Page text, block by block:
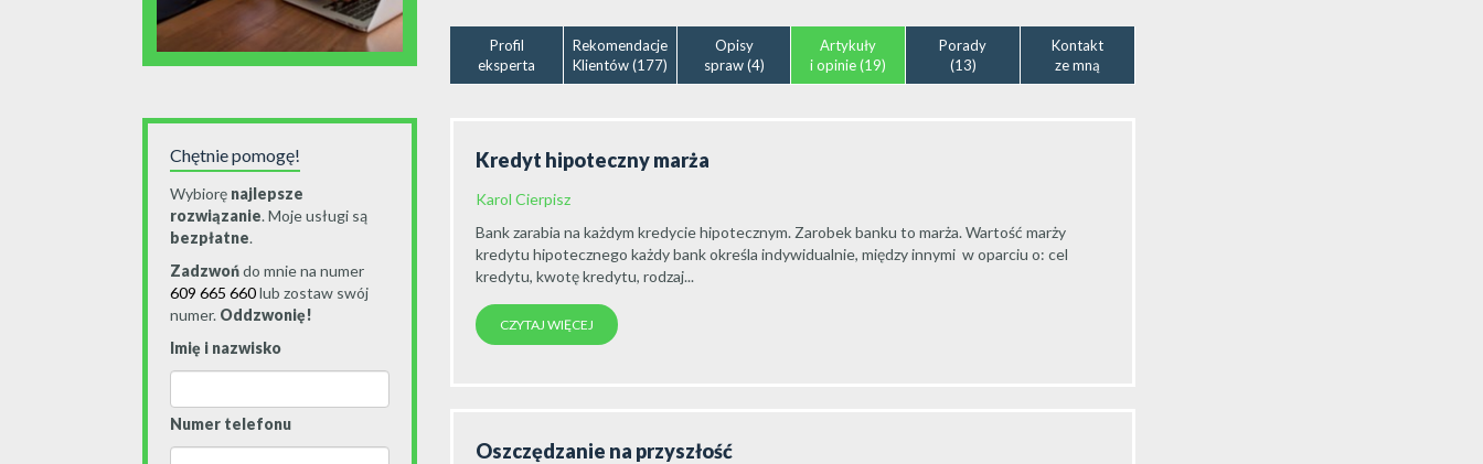
Profil
eksperta
Rekomendacje
Klientów (177)
Opisy
spraw (4)
Artykuły
i opinie (19)
Porady
(13)
Kontakt
ze mną
Chętnie pomogę!
Wybiorę najlepsze
rozwiązanie. Moje usługi są
bezpłatne.
Zadzwońdo mnie na numer
609 665 660lub zostaw swój
numer. Oddzwonię!
Imię i nazwisko
Numer telefonu
Kredyt hipoteczny marża
Karol Cierpisz
Bank zarabia na każdym kredycie hipotecznym. Zarobek banku to marża. Wartość marży
kredytu hipotecznego każdy bank określa indywidualnie, między innymi w oparciu o: cel
kredytu, kwotę kredytu, rodzaj...
CZYTAJ WIĘCEJ
Oszczędzanie na przyszłość